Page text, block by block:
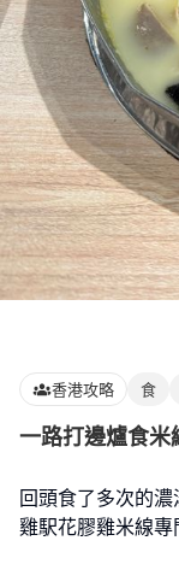
香港攻略 食
一路打邊爐食
回頭食了多次的
雞駅花膠雞米線